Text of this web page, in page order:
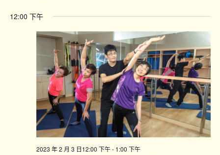
12:00 下午
2023 年 2 月 3 日12:00 下午- 1:00 下午